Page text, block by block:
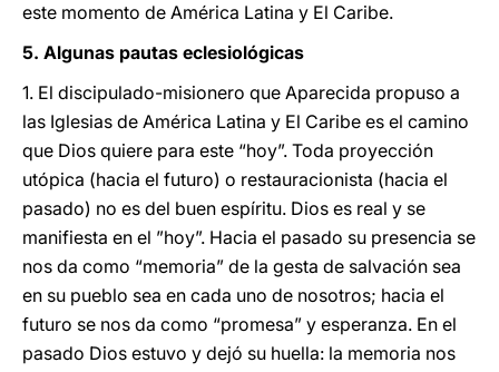
este momento de América Latina y El Caribe.
5. Algunas pautas eclesiológicas
1. El discipulado-misionero que Aparecida propuso a
las Iglesias de América Latina y El Caribe es el camino
que Dios quiere para este “hoy”. Toda proyección
utópica (hacia el futuro) o restauracionista (hacia el
pasado) no es del buen espíritu. Dios es real y se
manifiesta en el ”hoy”. Hacia el pasado su presencia se
nos da como “memoria” de la gesta de salvación sea
en su pueblo sea en cada uno de nosotros; hacia el
futuro se nos da como “promesa” y esperanza. En el
pasado Dios estuvo y dejó su huella: la memoria nos